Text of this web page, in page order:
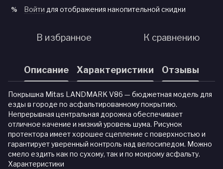
% Войти для отображения накопительной скидки
В избранное К сравнению
Описание Характеристики Отзывы
Покрышка Mitas LANDMARK V86 — бюджетная модель для
езды в городе по асфальтированному покрытию.
Непрерывная центральная дорожка обеспечивает
отличное качение и низкий уровень шума. Рисунок
протектора имеет хорошее сцепление с поверхностью и
гарантирует уверенный контроль над велосипедом. Можно
смело ездить как по сухому, так и по мокрому асфальту.
Характеристики